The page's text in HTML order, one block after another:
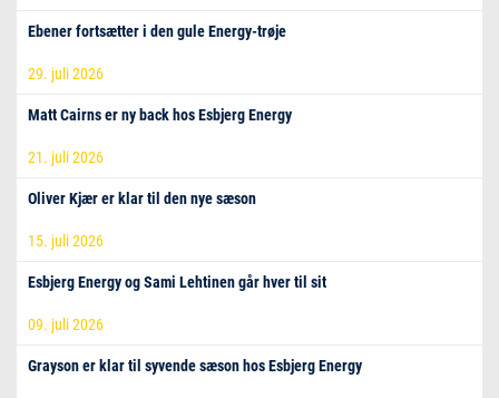
Ebener fortsætter i den gule Energy-trøje
29. juli 2026
Matt Cairns er ny back hos Esbjerg Energy
21. juli 2026
Oliver Kjær er klar til den nye sæson
15. juli 2026
Esbjerg Energy og Sami Lehtinen går hver til sit
09. juli 2026
Grayson er klar til syvende sæson hos Esbjerg Energy